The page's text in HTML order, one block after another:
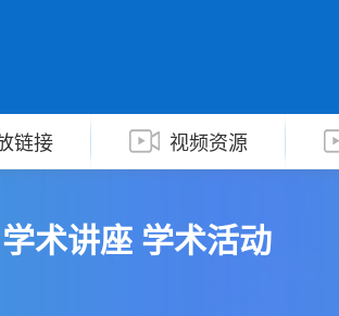
链接 视频资源
学术讲座 学术活动